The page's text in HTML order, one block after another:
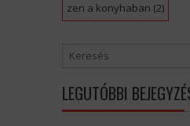
zen a konyhaban (2)
LEGUTÓBBI